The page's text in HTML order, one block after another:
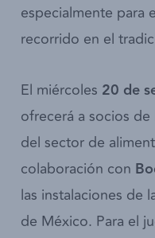
especialmente para
recorrido en el
El miércoles 20 de
ofrecerá a socios
del sector de
colaboración con
las instalaciones de
de México. Para el